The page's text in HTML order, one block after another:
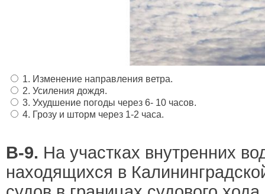
1. Изменение направления ветра.
2. Усиления дождя.
3. Ухудшение погоды через 6- 10 часов.
4. Грозу и шторм через 1-2 часа.
В-9. На участках внутренних
находящихся в